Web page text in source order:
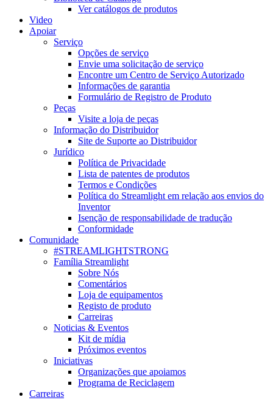
Ver catálogos de produtos
Video
Apoiar
Serviço
Opções de serviço
Envie uma solicitação de serviço
Encontre um Centro de Serviço Autorizado
Informações de garantia
Formulário de Registro de Produto
Peças
Visite a loja de peças
Informação do Distribuidor
Site de Suporte ao Distribuidor
Jurídico
Política de Privacidade
Lista de patentes de produtos
Termos e Condições
Política do Streamlight em relação aos envios do
Inventor
Isenção de responsabilidade de tradução
Conformidade
Comunidade
#STREAMLIGHTSTRONG
Família Streamlight
Sobre Nós
Comentários
Loja de equipamentos
Registo de produto
Carreiras
Noticias & Eventos
Kit de mídia
Próximos eventos
Iniciativas
Organizações que apoiamos
Programa de Reciclagem
Carreiras